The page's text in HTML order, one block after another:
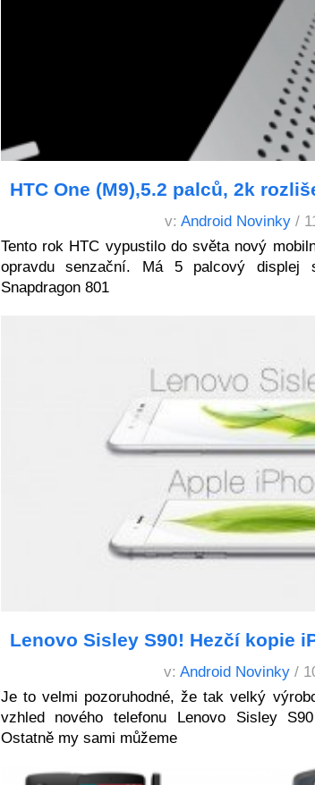
HTC One (M9),5.2 palců, 2k
v: Android Novinky /
Tento rok HTC vypustilo do světa nový
opravdu senzační. Má 5 palcový
Snapdragon 801
Lenovo Sisley S90! Hezčí kopie
v:Android Novinky /
Je to velmi pozoruhodné, že tak velký
vzhled nového telefonu Lenovo Sisley
Ostatně my sami můžeme